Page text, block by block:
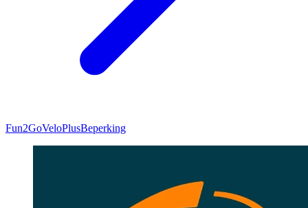
Fun2GoVeloPlusBeperking